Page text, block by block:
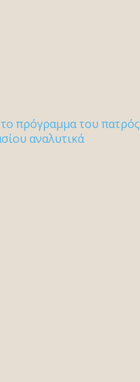
το πρόγραμμα του πατρός
αναλυτικά